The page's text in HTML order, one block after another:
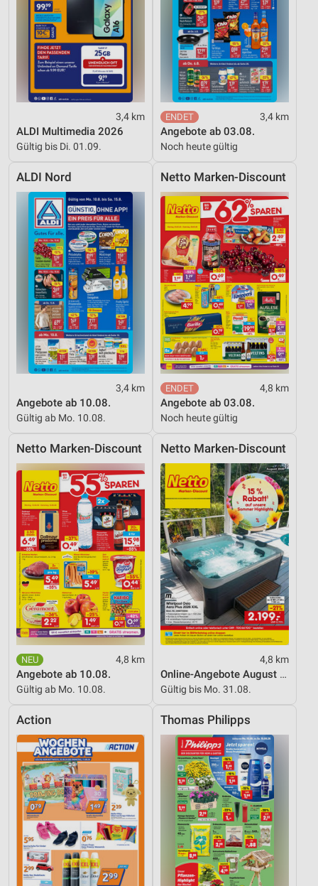
3,4 km
ALDI Multimedia 2026
Gültig bis Di. 01.09.
3,4 km
Angebote ab 03.08.
Noch heute gültig
ALDI Nord
3,4 km
Angebote ab 10.08.
Gültig ab Mo. 10.08.
Netto Marken-Discount
4,8 km
Angebote ab 03.08.
Noch heute gültig
Netto Marken-Discount
4,8 km
Angebote ab 10.08.
Gültig ab Mo. 10.08.
Netto Marken-Discount
4,8 km
Online-Angebote August 2026
Gültig bis Mo. 31.08.
Action Thomas Philipps